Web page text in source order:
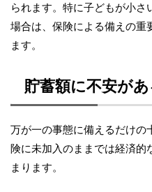
られます。特に子どもが小さ
場合は、保険による備えの重
ます。
貯蓄額に不安が
万が一の事態に備えるだけの
険に未加入のままでは経済的
まります。